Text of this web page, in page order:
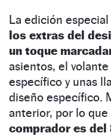
La edición especial
los extras del
un toque
asientos, el
específico y unas
diseño específico.
anterior, por lo que
comprador es del